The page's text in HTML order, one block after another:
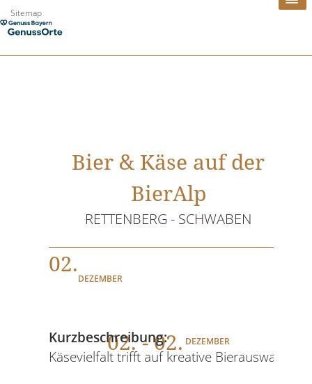
Zum
Inhalt
Sitemap
Bier & Käse auf der
BierAlp
RETTENBERG - SCHWABEN
02.
DEZEMBER
02. - 02. DEZEMBER
Kurzbeschreibung:
Käsevielfalt trifft auf kreative Bierauswahl